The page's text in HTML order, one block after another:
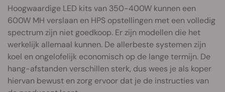
Hoogwaardige LED kits van 350-400W kunnen een
600W MH verslaan en HPS opstellingen met een volledig
spectrum zijn niet goedkoop. Er zijn modellen die het
werkelijk allemaal kunnen. De allerbeste systemen zijn
koel en ongelofelijk economisch op de lange termijn. De
hang-afstanden verschillen sterk, dus wees je als koper
hiervan bewust en zorg ervoor dat je de instructies van